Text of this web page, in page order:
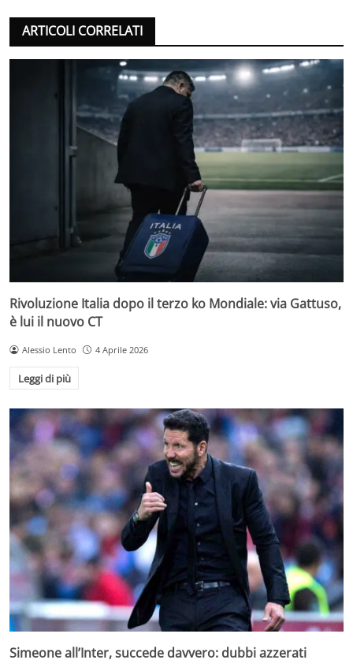
ARTICOLI CORRELATI
Rivoluzione Italia dopo il terzo ko Mondiale: via Gattuso,
è lui il nuovo CT
Alessio Lento 4 Aprile 2026
Leggi di più
Simeone all’Inter, succede davvero: dubbi azzerati